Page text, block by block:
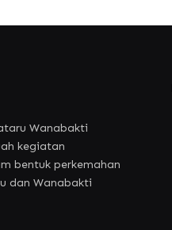
Wanabakti
kegiatan
bentuk perkemahan
dan Wanabakti